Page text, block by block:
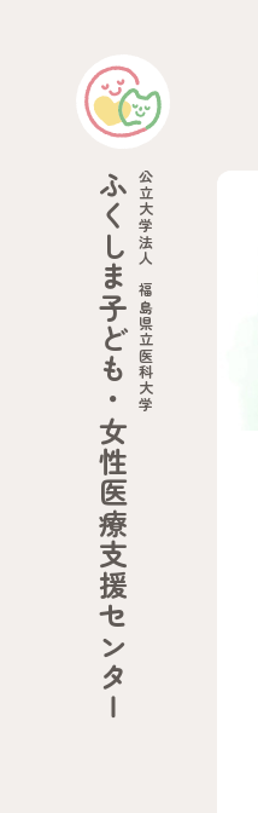
公立大学法人 福島県立医科大学
ふくしま子ども・女性医療支援センター